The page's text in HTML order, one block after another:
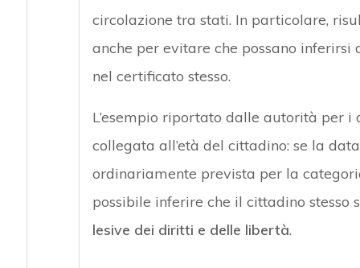
circolazione tra stati. In particolare,
anche per evitare che possano
nel certificato stesso.
L’esempio riportato dalle autorità per
collegata all’età del cittadino: se la
ordinariamente prevista per la
possibile inferire che il cittadino
lesive dei diritti e delle libertà.